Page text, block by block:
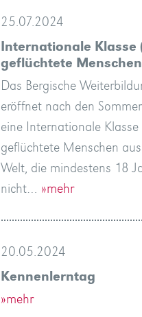
25.07.2024
Internationale Klasse
geflüchtete Menschen
Das Bergische
eröffnet nach den
eine Internationale Klasse
geflüchtete Menschen
Welt, die mindestens 18
nicht… »mehr
20.05.2024
Kennenlerntag
»mehr